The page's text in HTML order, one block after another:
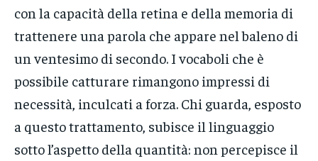
con la capacità della retina e della memoria di
trattenere una parola che appare nel baleno di
un ventesimo di secondo. I vocaboli che è
possibile catturare rimangono impressi di
necessità, inculcati a forza. Chi guarda, esposto
a questo trattamento, subisce il linguaggio
sotto l’aspetto della quantità: non percepisce il